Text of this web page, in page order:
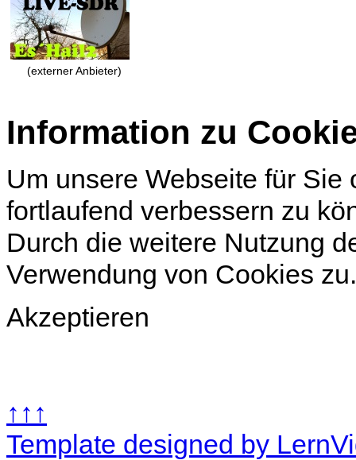
(externer Anbieter)
Information zu
Um unsere Webseite für
fortlaufend verbessern zu
Durch die weitere Nutzung
Verwendung von Cookies
Akzeptieren
↑↑↑
Template designed by